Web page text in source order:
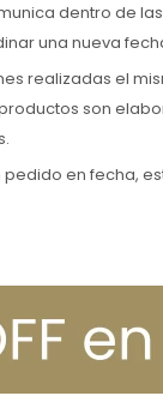
dentro de
una nueva
realizadas el
son
pedido en fecha,